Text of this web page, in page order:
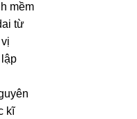
mềm
từ
kĩ